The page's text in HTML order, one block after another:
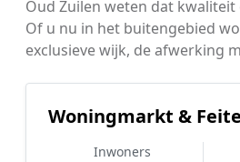
Oud Zuilen weten dat kwaliteit
Of u nu in het buitengebied
exclusieve wijk, de afwerking
Woningmarkt &
Inwoners